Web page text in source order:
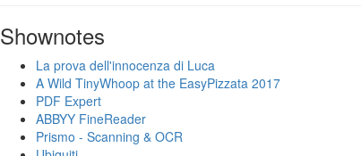
Shownotes
La prova dell'innocenza di Luca
A Wild TinyWhoop at the EasyPizzata 2017
PDF Expert
ABBYY FineReader
Prismo - Scanning & OCR